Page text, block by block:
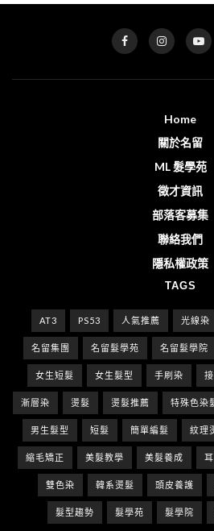
Home
關於名留
ML 髮學苑
徵才資訊
部落客募集
聯絡我們
隱私權政策
TAGS
AT3 PS53 人氣推薦 光線染
名留集團 名留髮學苑 名留髮學院
女生短髮 女生髮型 手刷染
漸層染 燙髮 燙髮推薦 特殊色染
男生髮型 短髮 簡單編髮 紋理
縮毛矯正 美髮教學 美髮養成
雙色染 韓系燙髮 頭皮養護
髮型趨勢 髮學苑 髮學院